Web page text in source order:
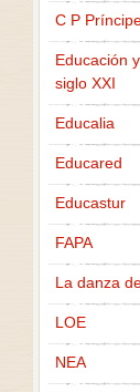
C P
Educación
siglo XXI
Educalia
Educared
Educastur
FAPA
La danza
LOE
NEA